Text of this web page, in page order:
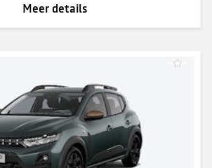
Meer details